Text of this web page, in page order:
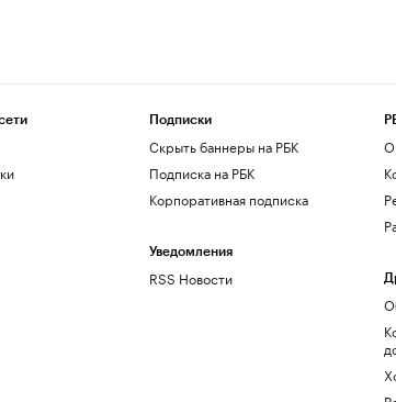
Подписки
Скрыть баннеры на РБК
Подписка на РБК
Корпоративная подписка
Уведомления
RSS Новости
О